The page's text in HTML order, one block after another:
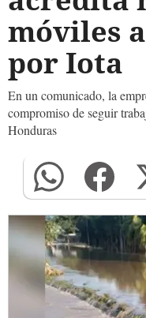
móviles
por Iota
En un comunicado, la
compromiso de seguir
Honduras